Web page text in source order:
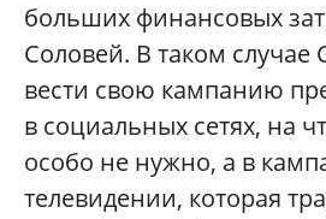
больших финансовых
Соловей. В таком случае
вести свою кампанию
в социальных сетях, на
особо не нужно, а в
телевидении, которая